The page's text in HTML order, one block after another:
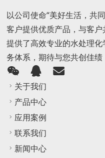
以公司使命“美好生活，共
客户提供优质产品，与客
提供了高效专业的水处理
务体系，期待与您共创佳绩
关于我们
产品中心
应用案例
联系我们
新闻中心